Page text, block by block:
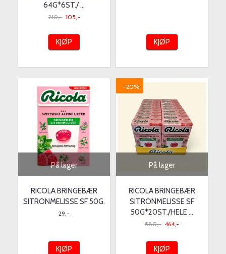
64G*6ST./ ...
210,- 105,-
KJØP KJØP
På lager
RICOLA BRINGEBÆR
SITRONMELISSE SF 50G.
29,-
KJØP
På lager
-20%
RICOLA BRINGEBÆR
SITRONMELISSE SF
50G*20ST./HELE ...
580,- 464,-
KJØP